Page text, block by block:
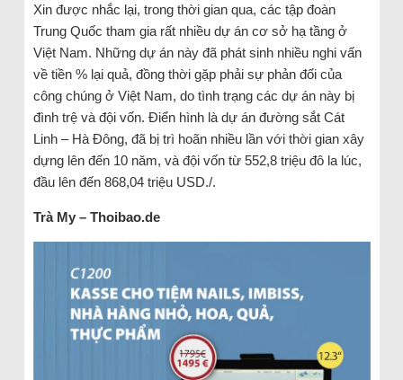
Xin được nhắc lại, trong thời gian qua, các tập đoàn
Trung Quốc tham gia rất nhiều dự án cơ sở hạ tầng ở
Việt Nam. Những dự án này đã phát sinh nhiều nghi vấn
về tiền % lại quả, đồng thời gặp phải sự phản đối của
công chúng ở Việt Nam, do tình trạng các dự án này bị
đình trệ và đội vốn. Điển hình là dự án đường sắt Cát
Linh – Hà Đông, đã bị trì hoãn nhiều lần với thời gian xây
dựng lên đến 10 năm, và đội vốn từ 552,8 triệu đô la lúc,
đầu lên đến 868,04 triệu USD./.
Trà My – Thoibao.de